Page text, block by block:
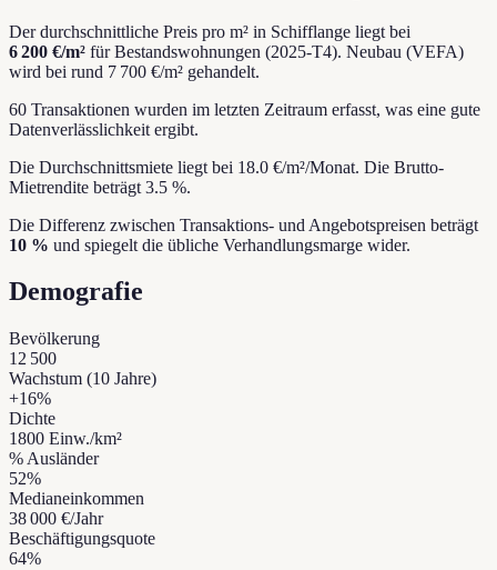
Der durchschnittliche Preis pro m² in Schifflange liegt bei
6 200 €/m² für Bestandswohnungen (2025-T4). Neubau (VEFA)
wird bei rund 7 700 €/m² gehandelt.
60 Transaktionen wurden im letzten Zeitraum erfasst, was eine gute
Datenverlässlichkeit ergibt.
Die Durchschnittsmiete liegt bei 18.0 €/m²/Monat. Die Brutto-
Mietrendite beträgt 3.5 %.
Die Differenz zwischen Transaktions- und Angebotspreisen beträgt
10 % und spiegelt die übliche Verhandlungsmarge wider.
Demografie
Bevölkerung
12 500
Wachstum (10 Jahre)
+16%
Dichte
1800 Einw./km²
% Ausländer
52%
Medianeinkommen
38 000 €/Jahr
Beschäftigungsquote
64%